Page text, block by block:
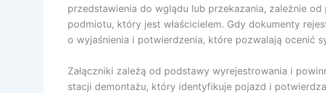
przedstawienia do wglądu lub przekazania, zależnie
podmiotu, który jest właścicielem. Gdy dokumenty
o wyjaśnienia i potwierdzenia, które pozwalają ocenić
Załączniki zależą od podstawy wyrejestrowania i
stacji demontażu, który identyfikuje pojazd i